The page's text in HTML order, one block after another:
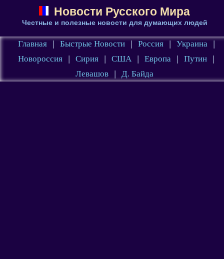
Новости Русского Мира
Честные и полезные новости для думающих людей
Главная | Быстрые Новости | Россия | Украина
|
Новороссия
| Сирия | США | Европа | Путин
|
Левашов
| Д. Байда